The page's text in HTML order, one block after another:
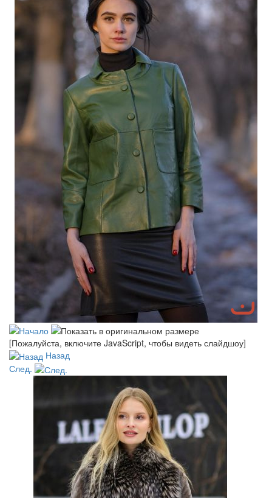
[Пожалуйста, включите JavaScript, чтобы видеть слайдшоу]
Назад
След.